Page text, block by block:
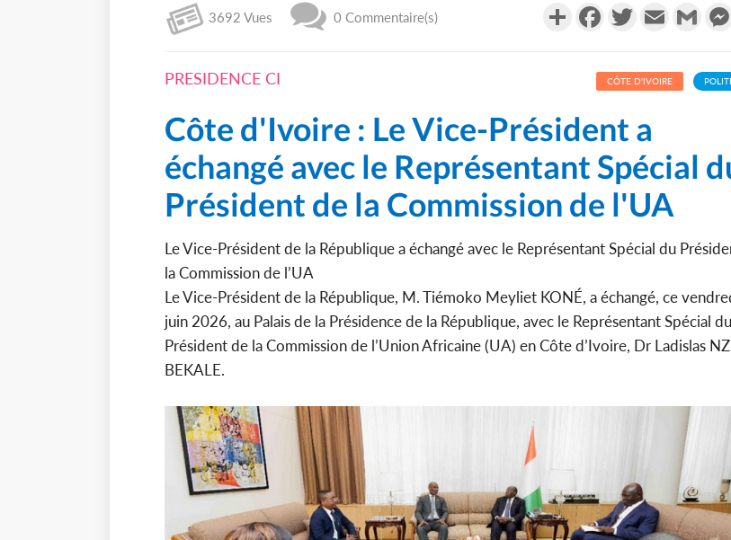
3692 Vues 0 Commentaire(s) PartagerFacebookTwitterEmail Gmail
PRESIDENCE CI CÔTE D'IVOIRE
Côte d'Ivoire : Le Vice-Président a
échangé avec le Représentant Spécial
Président de la Commission de l'UA
Le Vice-Président de la République a échangé avec le Représentant Spécial du
la Commission de l’UA
Le Vice-Président de la République, M. Tiémoko Meyliet KONÉ, a échangé, ce
juin 2026, au Palais de la Présidence de la République, avec le Représentant Spécial du
Président de la Commission de l’Union Africaine (UA) en Côte d’Ivoire, Dr Ladislas
BEKALE.